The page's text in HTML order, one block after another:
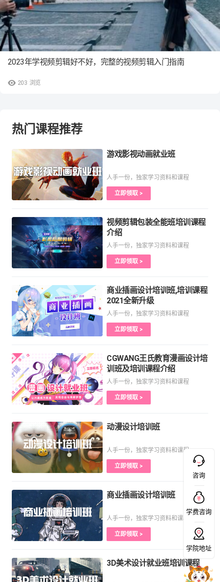
203 浏览
2023年学视频剪辑好不好，完整的视频剪辑入门指南
热门课程推荐
游戏影视动画就业班
人手一份，独家学习资料和课程
立即领取 >
视频剪辑包装全能班培训课程
介绍
人手一份，独家学习资料和课程
立即领取 >
商业插画设计培训班,培训课程
2021全新升级
人手一份，独家学习资料和课程
立即领取 >
CGWANG王氏教育漫画设计培
训班及培训课程介绍
人手一份，独家学习资料和课程
立即领取 >
动漫设计培训班
人手一份，独家学习资料和课程
立即领取 >
商业插画设计培训班
人手一份，独家学习资料和课程
立即领取 >
3D美术设计就业班培训课程
咨询
学费咨询
学院地址